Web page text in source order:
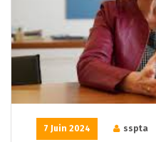
7 Juin 2024 sspta